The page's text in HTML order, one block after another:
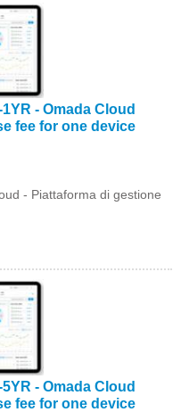
- Omada Cloud
fee for one device
- Piattaforma di gestione
- Omada Cloud
fee for one device